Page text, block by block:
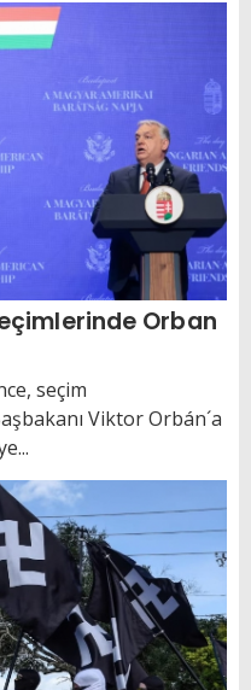
Orban
seçim
Viktor Orbán´a